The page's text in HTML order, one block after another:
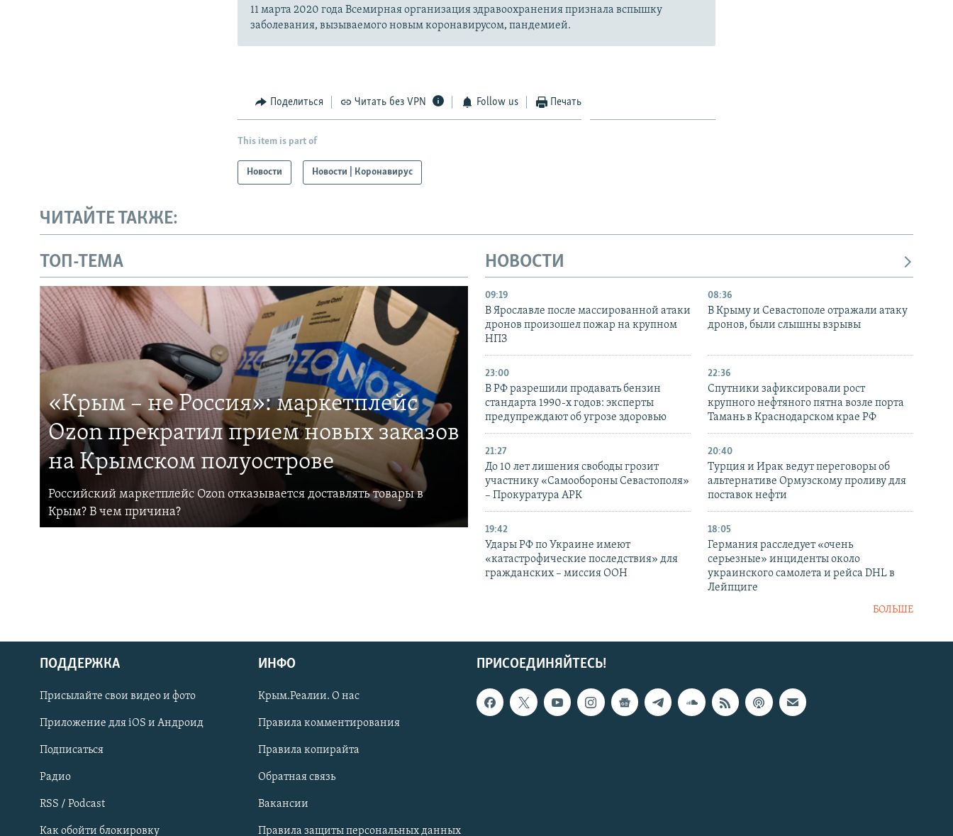
Українською
Qırımtatar
ПРИСОЕДИНЯЙТЕСЬ!
11 марта 2020 года Всемирная организация здравоохранения признала вспышку
заболевания, вызываемого новым коронавирусом, пандемией.
Поделиться Читать без VPN Follow us Печать
This item is part of
Новости Новости | Коронавирус
ЧИТАЙТЕ ТАКЖЕ:
ТОП-ТЕМА
«Крым – не Россия»: маркетплейс
Ozon прекратил прием новых заказов
на Крымском полуострове
Российский маркетплейс Ozon отказывается доставлять товары в
Крым? В чем причина?
НОВОСТИ
09:19
В Ярославле после массированной атаки
дронов произошел пожар на крупном
НПЗ
08:36
В Крыму и Севастополе отражали атаку
дронов, были слышны взрывы
23:00
В РФ разрешили продавать бензин
стандарта 1990-х годов: эксперты
предупреждают об угрозе здоровью
22:36
Спутники зафиксировали рост
крупного нефтяного пятна возле порта
Тамань в Краснодарском крае РФ
21:27
До 10 лет лишения свободы грозит
участнику «Самообороны Севастополя»
– Прокуратура АРК
20:40
Турция и Ирак ведут переговоры об
альтернативе Ормузскому проливу для
поставок нефти
19:42
Удары РФ по Украине имеют
«катастрофические последствия» для
гражданских – миссия ООН
18:05
Германия расследует «очень
серьезные» инциденты около
украинского самолета и рейса DHL в
Лейпциге
БОЛЬШЕ
ПРИСОЕДИНЯЙТЕСЬ!
ПОДДЕРЖКА
Присылайте свои видео и фото
Приложение для iOS и Андроид
Подписаться
Радио
RSS / Podcast
Как обойти блокировку
ИНФО
Крым.Реалии. О нас
Правила комментирования
Правила копирайта
Обратная связь
Вакансии
Правила защиты персональных данных